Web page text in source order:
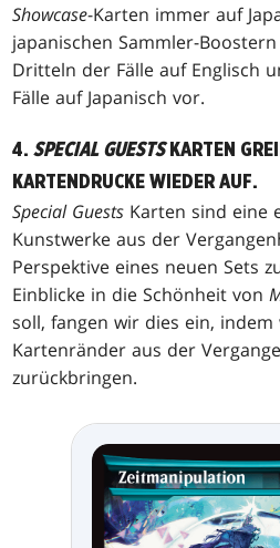
Showcase-Karten immer auf
japanischen Sammler-
Dritteln der Fälle auf Englisch
Fälle auf Japanisch vor.
4.SPECIAL GUESTSKARTEN
KARTENDRUCKE WIEDER AUF.
Special Guests Karten sind eine
Kunstwerke aus der
Perspektive eines neuen Sets
Einblicke in die Schönheit von
soll, fangen wir dies ein, indem
Kartenränder aus der
zurückbringen.